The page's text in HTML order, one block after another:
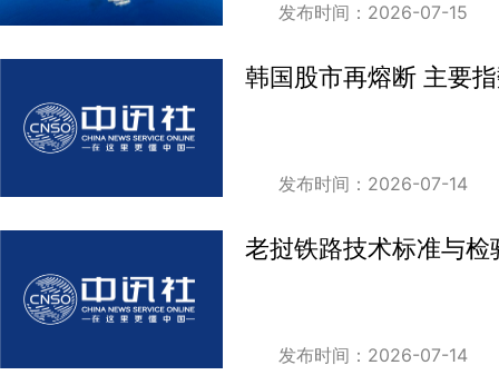
发布时间：2026-07-15
韩国股市再熔断 主要
发布时间：2026-07-14
老挝铁路技术标准与
发布时间：2026-07-14